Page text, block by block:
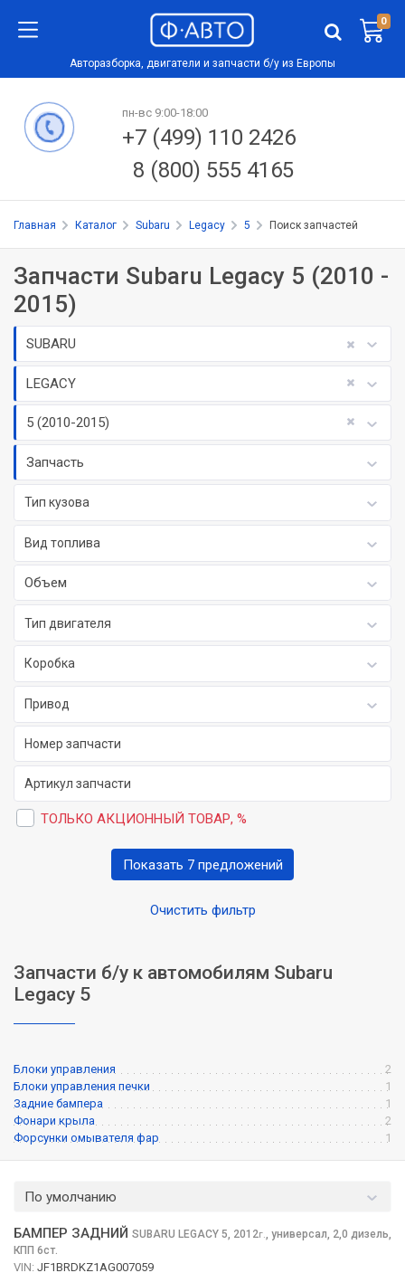
0
Авторазборка, двигатели и запчасти б/у из Европы
пн-вс 9:00-18:00
+7 (499) 110 2426
8 (800) 555 4165
Главная Каталог Subaru Legacy 5 Поиск запчастей
Запчасти Subaru Legacy 5 (2010 -
2015)
SUBARU
LEGACY
5 (2010-2015)
Запчасть
Тип кузова
Вид топлива
Объем
Тип двигателя
Коробка
Привод
ТОЛЬКО АКЦИОННЫЙ ТОВАР, %
Очистить фильтр
Показать 7 предложений
Запчасти б/у к автомобилям Subaru
Legacy 5
Блоки управления
2
Блоки управления печки
1
Задние бампера
1
Фонари крыла
2
Форсунки омывателя фар
1
По умолчанию
БАМПЕР ЗАДНИЙ SUBARU LEGACY 5, 2012г., универсал, 2,0 дизель,
КПП 6ст.
VIN: JF1BRDKZ1AG007059